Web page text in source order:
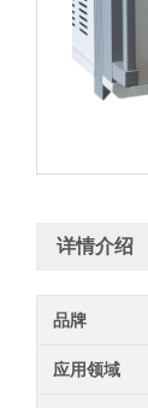
详情介绍
品牌
应用领域